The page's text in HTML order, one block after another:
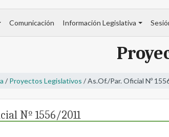
Comunicación Información Legislativa
/ Proyectos Legislativos / As.Of./Par. Oficial Nº
Nº 1556/2011